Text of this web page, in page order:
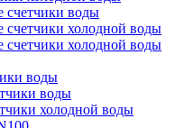
воды
холодной воды
холодной воды
воды
воды
холодной воды